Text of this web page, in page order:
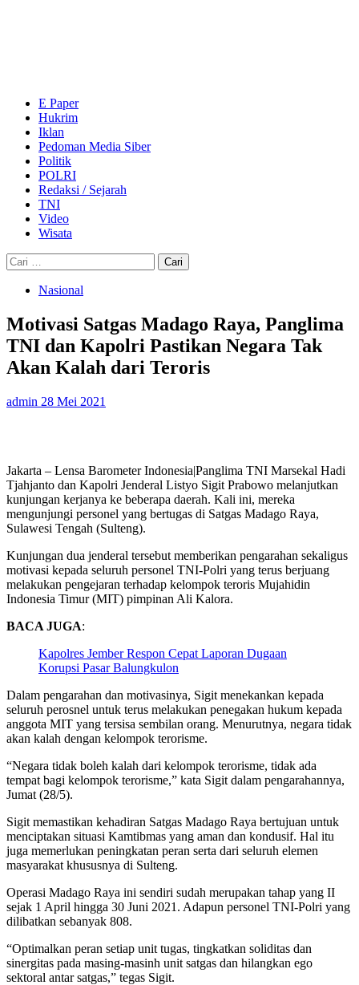
E Paper
Hukrim
Iklan
Pedoman Media Siber
Politik
POLRI
Redaksi / Sejarah
TNI
Video
Wisata
Cari
untuk:
Nasional
Motivasi Satgas Madago Raya, Panglima
TNI dan Kapolri Pastikan Negara Tak
Akan Kalah dari Teroris
admin 28 Mei 2021
Jakarta – Lensa Barometer Indonesia|Panglima TNI Marsekal Hadi
Tjahjanto dan Kapolri Jenderal Listyo Sigit Prabowo melanjutkan
kunjungan kerjanya ke beberapa daerah. Kali ini, mereka
mengunjungi personel yang bertugas di Satgas Madago Raya,
Sulawesi Tengah (Sulteng).
Kunjungan dua jenderal tersebut memberikan pengarahan sekaligus
motivasi kepada seluruh personel TNI-Polri yang terus berjuang
melakukan pengejaran terhadap kelompok teroris Mujahidin
Indonesia Timur (MIT) pimpinan Ali Kalora.
BACA JUGA:
Kapolres Jember Respon Cepat Laporan Dugaan
Korupsi Pasar Balungkulon
Dalam pengarahan dan motivasinya, Sigit menekankan kepada
seluruh perosnel untuk terus melakukan penegakan hukum kepada
anggota MIT yang tersisa sembilan orang. Menurutnya, negara tidak
akan kalah dengan kelompok terorisme.
“Negara tidak boleh kalah dari kelompok terorisme, tidak ada
tempat bagi kelompok terorisme,” kata Sigit dalam pengarahannya,
Jumat (28/5).
Sigit memastikan kehadiran Satgas Madago Raya bertujuan untuk
menciptakan situasi Kamtibmas yang aman dan kondusif. Hal itu
juga memerlukan peningkatan peran serta dari seluruh elemen
masyarakat khususnya di Sulteng.
Operasi Madago Raya ini sendiri sudah merupakan tahap yang II
sejak 1 April hingga 30 Juni 2021. Adapun personel TNI-Polri yang
dilibatkan sebanyak 808.
“Optimalkan peran setiap unit tugas, tingkatkan soliditas dan
sinergitas pada masing-masinh unit satgas dan hilangkan ego
sektoral antar satgas,” tegas Sigit.